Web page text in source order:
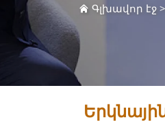
Գլխավոր էջ >